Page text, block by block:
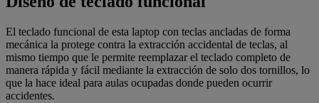
El teclado funcional de esta laptop con teclas ancladas de forma
mecánica la protege contra la extracción accidental de teclas, al
mismo tiempo que le permite reemplazar el teclado completo de
manera rápida y fácil mediante la extracción de solo dos tornillos, lo
que la hace ideal para aulas ocupadas donde pueden ocurrir
accidentes.